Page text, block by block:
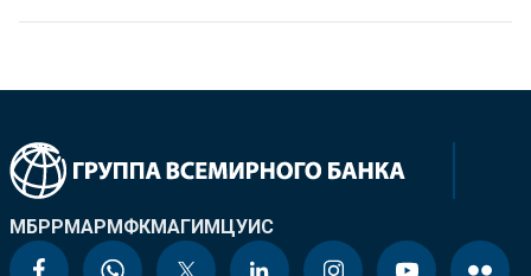
МБРРМАРМФКМАГИМЦУИС